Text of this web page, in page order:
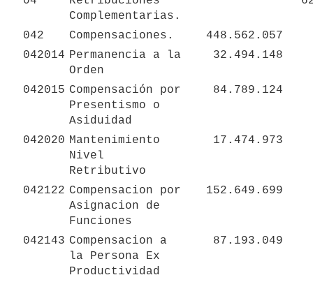
Complementarias.
042 Compensaciones.
448.562.057
042014 Permanencia a la
Orden
32.494.148
042015 Compensación por
Presentismo o
Asiduidad
84.789.124
042020 Mantenimiento
Nivel
Retributivo
17.474.973
042122 Compensacion por
Asignacion de
Funciones
152.649.699
042143 Compensacion a
la Persona Ex
Productividad
87.193.049